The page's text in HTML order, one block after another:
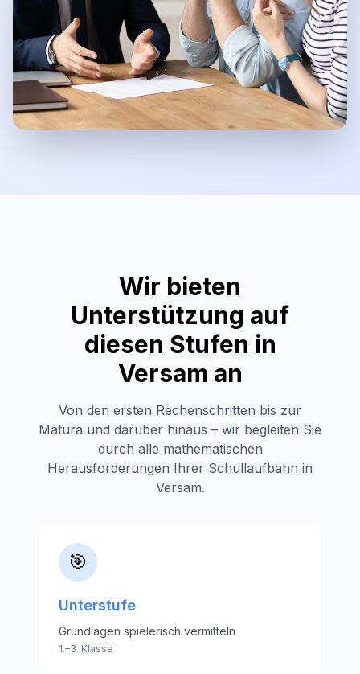
Wir bieten
Unterstützung auf
diesen Stufen in
Versam an
Von den ersten Rechenschritten bis zur
Matura und darüber hinaus – wir begleiten Sie
durch alle mathematischen
Herausforderungen Ihrer Schullaufbahn in
Versam.
🎯
Unterstufe
Grundlagen spielerisch vermitteln
1.–3. Klasse